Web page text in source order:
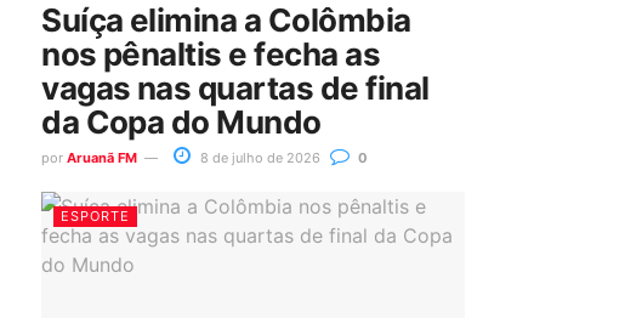
Suíça elimina a Colômbia
nos pênaltis e fecha as
vagas nas quartas de final
da Copa do Mundo
por Aruanã FM 8 de julho de 2026 0
ESPORTE